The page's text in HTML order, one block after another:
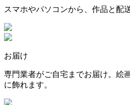
スマホやパソコンから、作品と配
お届け
専門業者がご自宅までお届け。絵
に飾れます。